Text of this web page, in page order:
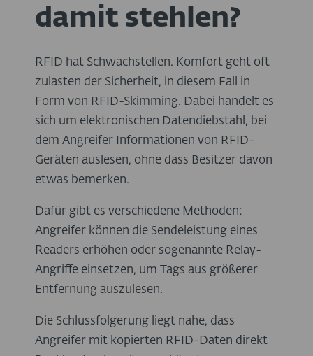
damit stehlen?
RFID hat Schwachstellen. Komfort geht oft
zulasten der Sicherheit, in diesem Fall in
Form von RFID-Skimming. Dabei handelt es
sich um elektronischen Datendiebstahl, bei
dem Angreifer Informationen von RFID-
Geräten auslesen, ohne dass Besitzer davon
etwas bemerken.
Dafür gibt es verschiedene Methoden:
Angreifer können die Sendeleistung eines
Readers erhöhen oder sogenannte Relay-
Angriffe einsetzen, um Tags aus größerer
Entfernung auszulesen.
Die Schlussfolgerung liegt nahe, dass
Angreifer mit kopierten RFID-Daten direkt